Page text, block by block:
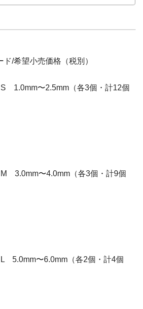
/希望小売価格（税別）
1.0mm〜2.5mm（各3個・計12個
3.0mm〜4.0mm（各3個・計9個
5.0mm〜6.0mm（各2個・計4個